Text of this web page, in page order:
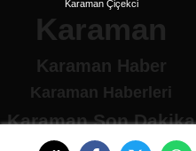
Karaman Çiçekci
Karaman
Karaman Haber
Karaman Haberleri
Karaman Son Dakika
Karaman son dakika Haberleri